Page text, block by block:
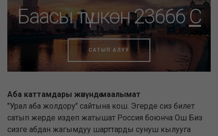
Баасы түшкөн 23666C
САТЫП АЛУУ
Аба каттамдары жөнүндө маалымат
"Урал аба жолдору" сайтына кош. Эгерде сиз билет
сатып жерде издеп жатышат Россия боюнча Ош Биз
сизге абдан жагымдуу шарттарды сунуш кылууга